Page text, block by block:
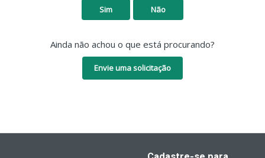
Sim Não
Ainda não achou o que está procurando?
Envie uma solicitação